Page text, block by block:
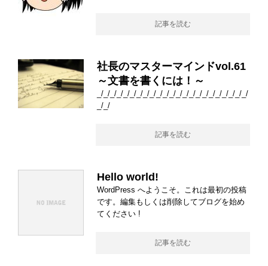
記事を読む
社長のマスターマインドvol.61
～文書を書くには！～
_/_/_/_/_/_/_/_/_/_/_/_/_/_/_/_/_/_/_/_/_/_/_/
_/_/
記事を読む
Hello world!
WordPress へようこそ。これは最初の投稿
です。編集もしくは削除してブログを始め
てください !
記事を読む